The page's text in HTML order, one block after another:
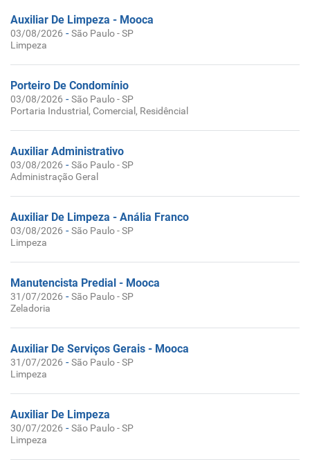
Auxiliar De Limpeza - Mooca
03/08/2026 -São Paulo - SP
Limpeza
Porteiro De Condomínio
03/08/2026 -São Paulo - SP
Portaria Industrial, Comercial, Residêncial
Auxiliar Administrativo
03/08/2026 -São Paulo - SP
Administração Geral
Auxiliar De Limpeza - Anália Franco
03/08/2026 -São Paulo - SP
Limpeza
Manutencista Predial - Mooca
31/07/2026 -São Paulo - SP
Zeladoria
Auxiliar De Serviços Gerais - Mooca
31/07/2026 -São Paulo - SP
Limpeza
Auxiliar De Limpeza
30/07/2026 -São Paulo - SP
Limpeza